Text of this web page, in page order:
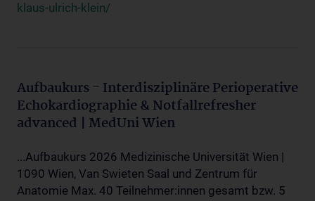
klaus-ulrich-klein/
Aufbaukurs - Interdisziplinäre Perioperative
Echokardiographie & Notfallrefresher
advanced | MedUni Wien
...Aufbaukurs 2026 Medizinische Universität Wien |
1090 Wien, Van Swieten Saal und Zentrum für
Anatomie Max. 40 Teilnehmer:innen gesamt bzw. 5